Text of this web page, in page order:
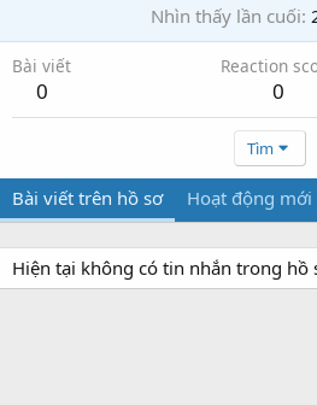
Nhìn thấy lần cuối
Bài viết
0
Reaction
0
Tìm
Bài viết trên hồ sơ Hoạt động mới
Hiện tại không có tin nhắn trong hồ